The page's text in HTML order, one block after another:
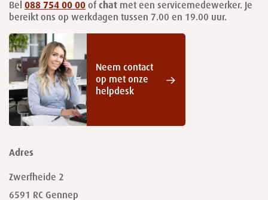
Bel 088 754 00 00 of chat met een servicemedewerker. Je
bereikt ons op werkdagen tussen 7.00 en 19.00 uur.
Neem contact
op met onze
helpdesk
Adres
Zwerfheide 2
6591 RC Gennep